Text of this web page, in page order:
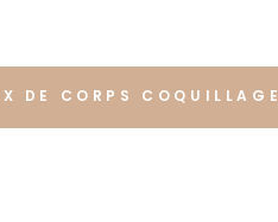
DE CORPS COQUILLAGE